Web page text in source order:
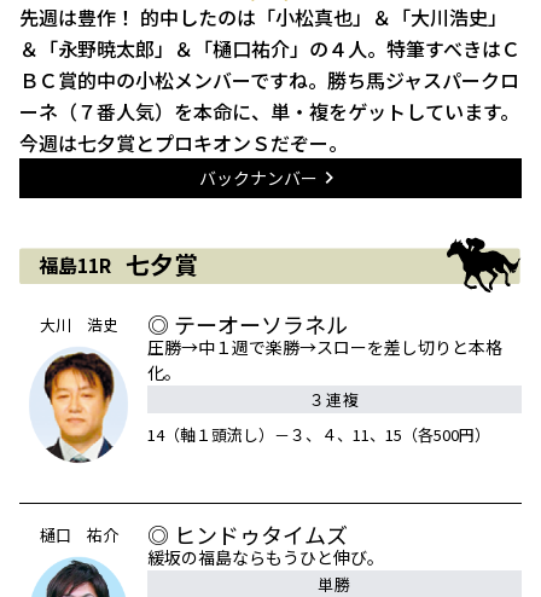
先週は豊作！ 的中したのは「小松真也」＆「大川浩史」
＆「永野暁太郎」＆「樋口祐介」の４人。特筆すべきはＣ
ＢＣ賞的中の小松メンバーですね。勝ち馬ジャスパークロ
ーネ（７番人気）を本命に、単・複をゲットしています。
今週は七夕賞とプロキオンＳだぞー。
バックナンバー
福島11R 七夕賞
大川 浩史 ◎ テーオーソラネル
圧勝→中１週で楽勝→スローを差し切りと本格
化。
３連複
14（軸１頭流し）－３、４、11、15（各500円）
樋口 祐介 ◎ ヒンドゥタイムズ
緩坂の福島ならもうひと伸び。
単勝